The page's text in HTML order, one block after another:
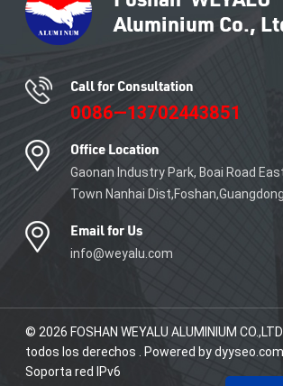
APRENDE MÁS
del
Call for Consultation
0086—13702443851
Office Location
Gaonan Industry Park, Boai Road
Town Nanhai
Email for Us
info@weyalu.com
© 2026 FOSHAN WEYALU ALUMINIUM
todos los derechos . Powered by dyyseo.com
Soporta red IPv6